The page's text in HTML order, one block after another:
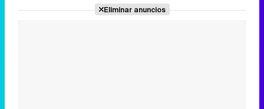
Eliminar anuncios